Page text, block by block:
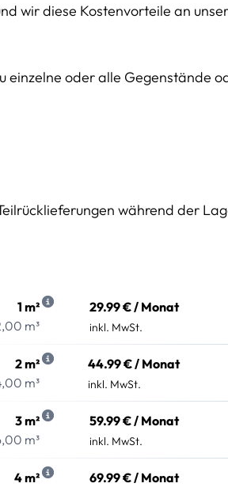
wir diese Kostenvorteile an
einzelne oder alle Gegenstände
während der
1 m²
m³
29.99 € / Monat
inkl. MwSt.
2 m²
m³
44.99 € / Monat
inkl. MwSt.
3 m²
m³
59.99 € / Monat
inkl. MwSt.
4 m²
69.99 € / Monat